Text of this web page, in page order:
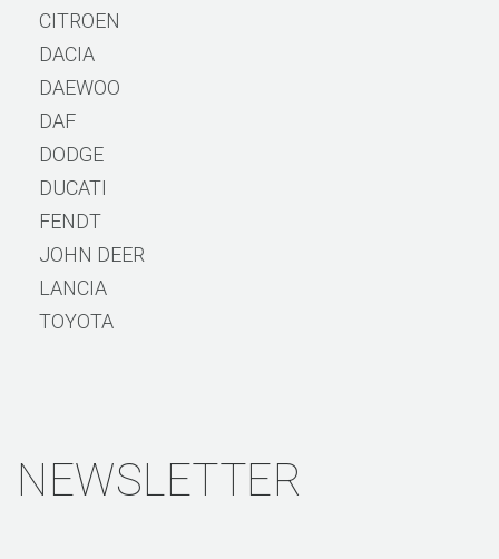
CITROEN
DACIA
DAEWOO
DAF
DODGE
DUCATI
FENDT
JOHN DEER
LANCIA
TOYOTA
NEWSLETTER